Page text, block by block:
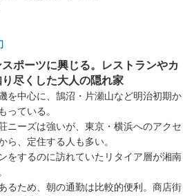
ポーツに興じる。レストランやカ
尽くした大人の隠れ家
を中心に、鵠沼・片瀬山など明治初期か
っている。
ニーズは強いが、東京・横浜へのアクセ
ら、定住する人も多い。
をするのに訪れていたリタイア層が湘南
るため、朝の通勤は比較的便利。商店街